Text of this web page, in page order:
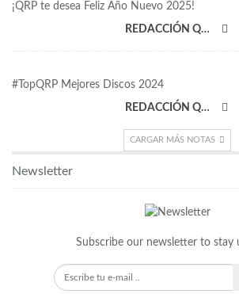
¡QRP te desea Feliz Año Nuevo 2025!
REDACCIÓN QRP
#TopQRP Mejores Discos 2024
REDACCIÓN QRP
CARGAR MÁS NOTAS
Newsletter
Subscribe our newsletter to stay